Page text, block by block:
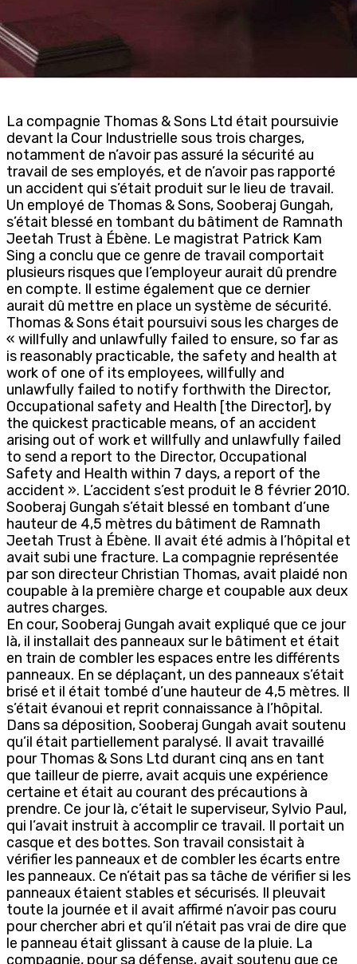
La compagnie Thomas & Sons Ltd était poursuivie
devant la Cour Industrielle sous trois charges,
notamment de n’avoir pas assuré la sécurité au
travail de ses employés, et de n’avoir pas rapporté
un accident qui s’était produit sur le lieu de travail.
Un employé de Thomas & Sons, Sooberaj Gungah,
s’était blessé en tombant du bâtiment de Ramnath
Jeetah Trust à Ébène. Le magistrat Patrick Kam
Sing a conclu que ce genre de travail comportait
plusieurs risques que l’employeur aurait dû prendre
en compte. Il estime également que ce dernier
aurait dû mettre en place un système de sécurité.
Thomas & Sons était poursuivi sous les charges de
« willfully and unlawfully failed to ensure, so far as
is reasonably practicable, the safety and health at
work of one of its employees, willfully and
unlawfully failed to notify forthwith the Director,
Occupational safety and Health [the Director], by
the quickest practicable means, of an accident
arising out of work et willfully and unlawfully failed
to send a report to the Director, Occupational
Safety and Health within 7 days, a report of the
accident ». L’accident s’est produit le 8 février 2010.
Sooberaj Gungah s’était blessé en tombant d’une
hauteur de 4,5 mètres du bâtiment de Ramnath
Jeetah Trust à Ébène. Il avait été admis à l’hôpital et
avait subi une fracture. La compagnie représentée
par son directeur Christian Thomas, avait plaidé non
coupable à la première charge et coupable aux deux
autres charges.
En cour, Sooberaj Gungah avait expliqué que ce jour
là, il installait des panneaux sur le bâtiment et était
en train de combler les espaces entre les différents
panneaux. En se déplaçant, un des panneaux s’était
brisé et il était tombé d’une hauteur de 4,5 mètres. Il
s’était évanoui et reprit connaissance à l’hôpital.
Dans sa déposition, Sooberaj Gungah avait soutenu
qu’il était partiellement paralysé. Il avait travaillé
pour Thomas & Sons Ltd durant cinq ans en tant
que tailleur de pierre, avait acquis une expérience
certaine et était au courant des précautions à
prendre. Ce jour là, c’était le superviseur, Sylvio Paul,
qui l’avait instruit à accomplir ce travail. Il portait un
casque et des bottes. Son travail consistait à
vérifier les panneaux et de combler les écarts entre
les panneaux. Ce n’était pas sa tâche de vérifier si les
panneaux étaient stables et sécurisés. Il pleuvait
toute la journée et il avait affirmé n’avoir pas couru
pour chercher abri et qu’il n’était pas vrai de dire que
le panneau était glissant à cause de la pluie. La
compagnie, pour sa défense, avait soutenu que ce